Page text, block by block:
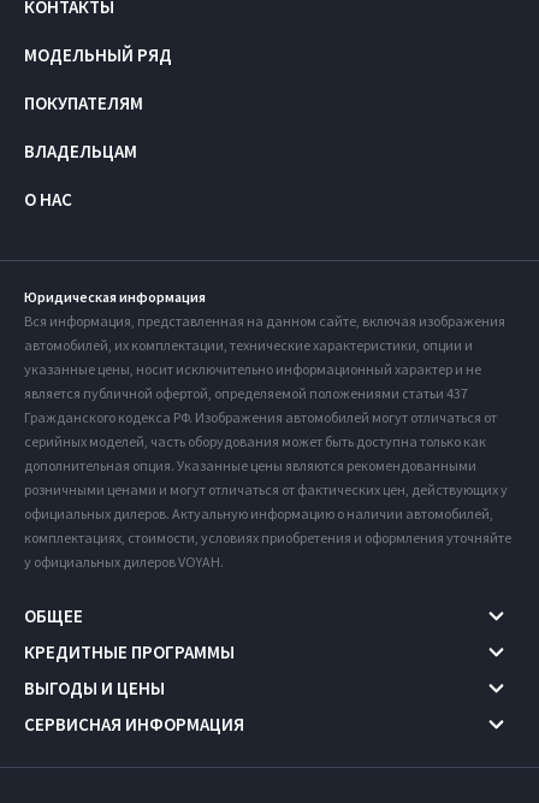
КОНТАКТЫ
МОДЕЛЬНЫЙ РЯД
ПОКУПАТЕЛЯМ
ВЛАДЕЛЬЦАМ
О НАС
Юридическая информация
Вся информация, представленная на данном сайте, включая изображения
автомобилей, их комплектации, технические характеристики, опции и
указанные цены, носит исключительно информационный характер и не
является публичной офертой, определяемой положениями статьи 437
Гражданского кодекса РФ. Изображения автомобилей могут отличаться от
серийных моделей, часть оборудования может быть доступна только как
дополнительная опция. Указанные цены являются рекомендованными
розничными ценами и могут отличаться от фактических цен, действующих у
официальных дилеров. Актуальную информацию о наличии автомобилей,
комплектациях, стоимости, условиях приобретения и оформления уточняйте
у официальных дилеров VOYAH.
ОБЩЕЕ
КРЕДИТНЫЕ ПРОГРАММЫ
ВЫГОДЫ И ЦЕНЫ
СЕРВИСНАЯ ИНФОРМАЦИЯ